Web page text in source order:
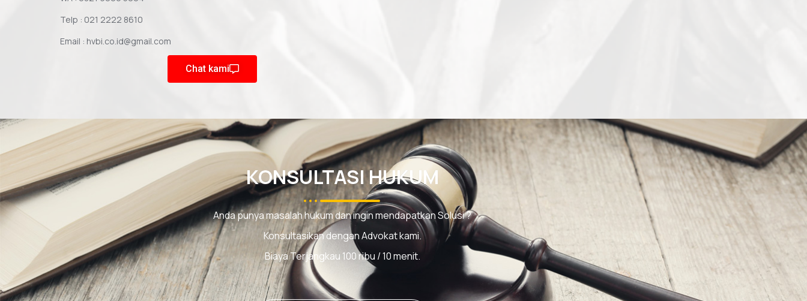
Telp : 021 2222 8610
Email : hvbi.co.id@gmail.com
Chat kami
KONSULTASI HUKUM
Anda punya masalah hukum dan ingin mendapatkan Solusi ?
Konsultasikan dengan Advokat kami.
Biaya Terjangkau 100 ribu / 10 menit.